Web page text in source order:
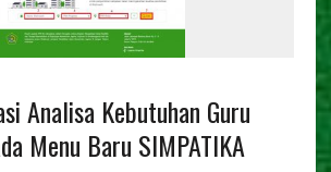
Analisa Kebutuhan Guru
Menu Baru SIMPATIKA